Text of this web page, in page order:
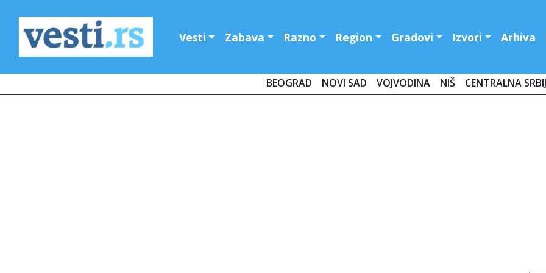
Vesti Zabava Razno Region Gradovi Izvori Arhiva
BEOGRAD NOVI SAD VOJVODINA NIŠ CENTRALNA